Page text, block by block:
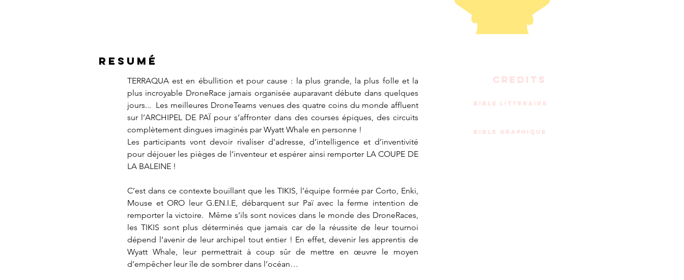
RESUMÉ
TERRAQUA est en ébullition et pour cause : la plus grande, la plus folle et la
plus incroyable DroneRace jamais organisée auparavant débute dans quelques
jours... Les meilleures DroneTeams venues des quatre coins du monde affluent
sur l’ARCHIPEL DE PAÏ pour s’affronter dans des courses épiques, des circuits
complètement dingues imaginés par Wyatt Whale en personne !
Les participants vont devoir rivaliser d’adresse, d’intelligence et d’inventivité
pour déjouer les pièges de l’inventeur et espérer ainsi remporter LA COUPE DE
LA BALEINE !
C’est dans ce contexte bouillant que les TIKIS, l’équipe formée par Corto, Enki,
Mouse et ORO leur G.EN.I.E, débarquent sur Paï avec la ferme intention de
remporter la victoire. Même s’ils sont novices dans le monde des DroneRaces,
les TIKIS sont plus déterminés que jamais car de la réussite de leur tournoi
dépend l’avenir de leur archipel tout entier ! En effet, devenir les apprentis de
Wyatt Whale, leur permettrait à coup sûr de mettre en œuvre le moyen
d’empêcher leur île de sombrer dans l’océan…
CREDITS
bible litteraire
bible graphique